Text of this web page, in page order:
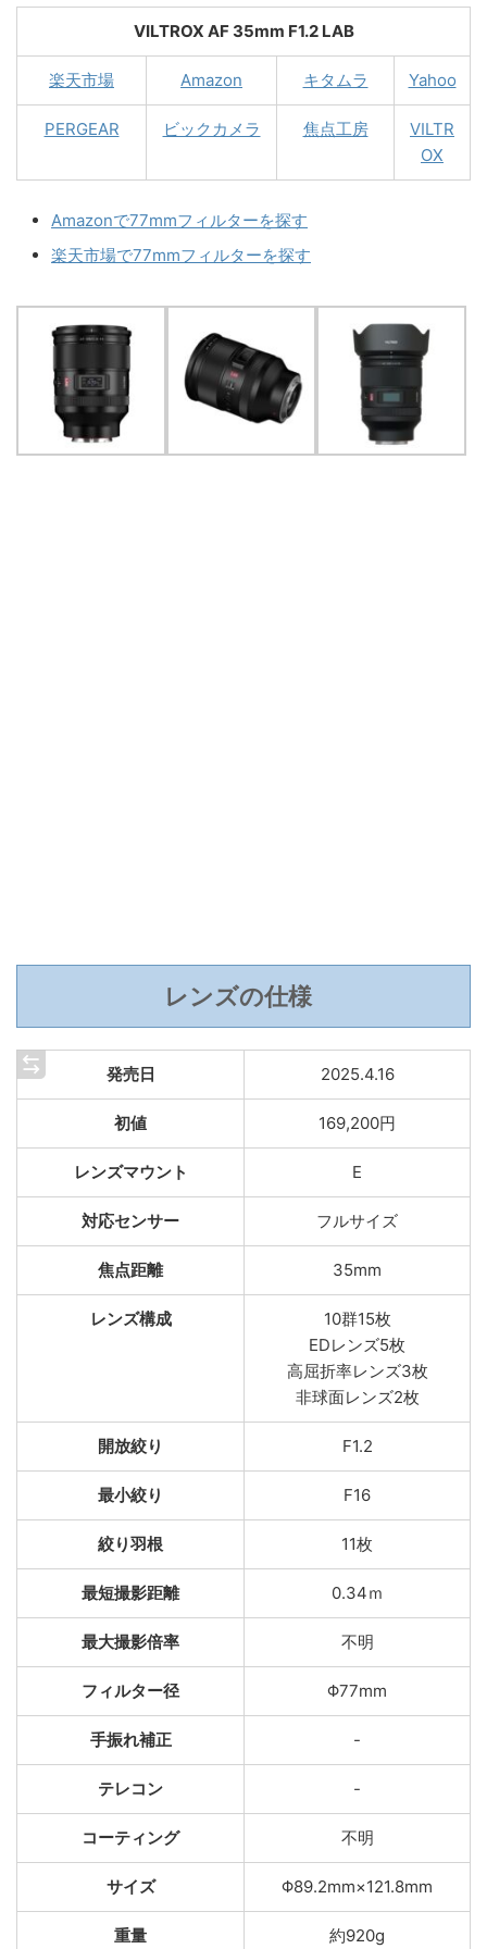
VILTROX AF 35mm F1.2 LAB
楽天市場 Amazon キタムラ Yahoo
PERGEAR ビックカメラ 焦点工房
VILTR
OX
Amazonで77mmフィルターを探す
楽天市場で77mmフィルターを探す
レンズの仕様
発売日 2025.4.16
初値 169,200円
レンズマウント E
対応センサー フルサイズ
焦点距離 35mm
レンズ構成
10群15枚
EDレンズ5枚
高屈折率レンズ3枚
非球面レンズ2枚
開放絞り F1.2
最小絞り F16
絞り羽根 11枚
最短撮影距離 0.34ｍ
最大撮影倍率 不明
フィルター径 Φ77mm
手振れ補正 -
テレコン -
コーティング 不明
サイズ Φ89.2mm×121.8mm
重量 約920g